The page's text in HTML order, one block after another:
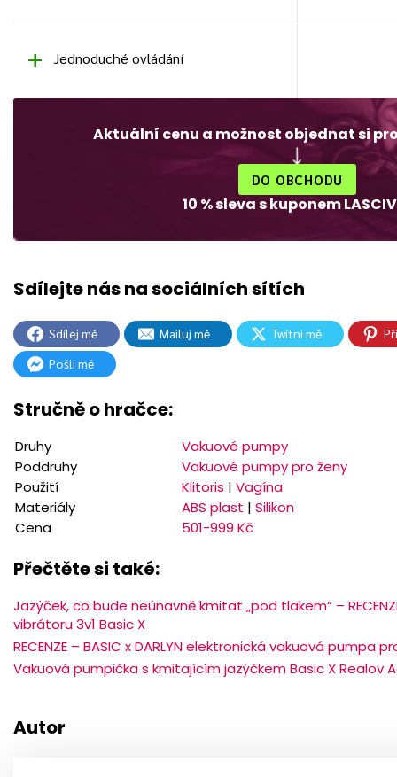
Jednoduché ovládání
Aktuální cenu a možnost objednat si
DO OBCHODU
10 % sleva s kuponem
Sdílej mě Mailuj mě Twítni mě
Pošli mě
Stručně o hračce:
Druhy
Vakuové pumpy
Poddruhy
Vakuové pumpy pro ženy
Použití
Klitoris | Vagína
Materiály
ABS plast | Silikon
Cena
501-999 Kč
Přečtěte si také:
Jazýček, co bude neúnavně kmitat „pod tlakem“ –
vibrátoru 3v1 Basic X
RECENZE – BASIC x DARLYN elektronická vakuová pumpa
Vakuová pumpička s kmitajícím jazýčkem Basic X Realov
Autor